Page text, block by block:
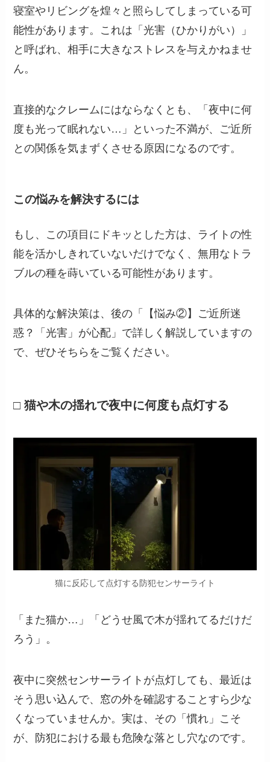
寝室やリビングを煌々と照らしてしまっている可
能性があります。これは「光害（ひかりがい）」
と呼ばれ、相手に大きなストレスを与えかねませ
ん。
直接的なクレームにはならなくとも、「夜中に何
度も光って眠れない…」といった不満が、ご近所
との関係を気まずくさせる原因になるのです。
この悩みを解決するには
もし、この項目にドキッとした方は、ライトの性
能を活かしきれていないだけでなく、無用なトラ
ブルの種を蒔いている可能性があります。
具体的な解決策は、後の「【悩み②】ご近所迷
惑？「光害」が心配」で詳しく解説していますの
で、ぜひそちらをご覧ください。
□ 猫や木の揺れで夜中に何度も点灯する
猫に反応して点灯する防犯センサーライト
「また猫か…」「どうせ風で木が揺れてるだけだ
ろう」。
夜中に突然センサーライトが点灯しても、最近は
そう思い込んで、窓の外を確認することすら少な
くなっていませんか。実は、その「慣れ」こそ
が、防犯における最も危険な落とし穴なのです。